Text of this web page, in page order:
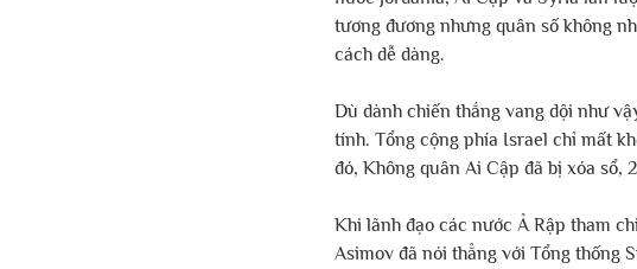
tương đương nhưng quân số không
cách dễ dàng.
Dù dành chiến thắng vang dội như
tính. Tổng cộng phía Israel chỉ mất
đó, Không quân Ai Cập đã bị xóa sổ,
Khi lãnh đạo các nước Ả Rập tham
Asimov đã nói thẳng với Tổng thống